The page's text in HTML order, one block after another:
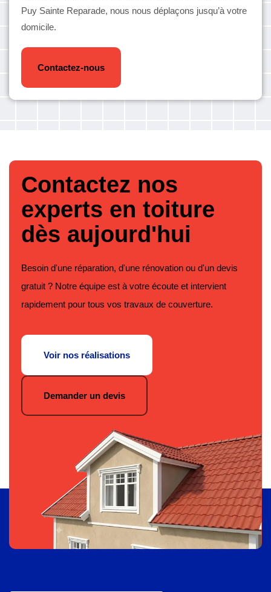
Puy Sainte Reparade, nous nous déplaçons jusqu’à votre
domicile.
Contactez-nous
Contactez nos
experts en toiture
dès aujourd'hui
Besoin d'une réparation, d'une rénovation ou d'un devis
gratuit ? Notre équipe est à votre écoute et intervient
rapidement pour tous vos travaux de couverture.
Voir nos réalisations
Demander un devis